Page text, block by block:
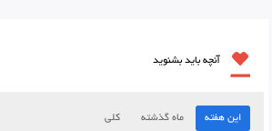
آنچه باید بشنوید
این هفته ماه گذشته کلی